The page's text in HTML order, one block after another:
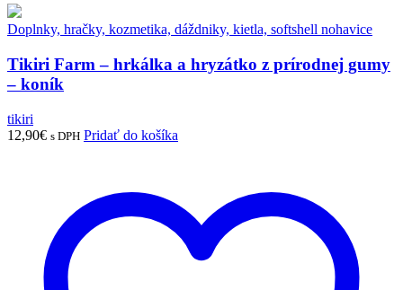
Doplnky, hračky, kozmetika, dáždniky, kietla, softshell nohavice
Tikiri Farm – hrkálka a hryzátko z prírodnej gumy
– koník
tikiri
12,90€ s DPH Pridať do košíka